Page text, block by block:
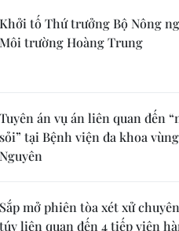
Khởi tố Thứ trưởng Bộ Nông
Môi trường Hoàng Trung
Tuyên án vụ án liên quan đến
sỏi” tại Bệnh viện đa khoa
Nguyên
Sắp mở phiên tòa xét xử
túy liên quan đến 4 tiếp viên